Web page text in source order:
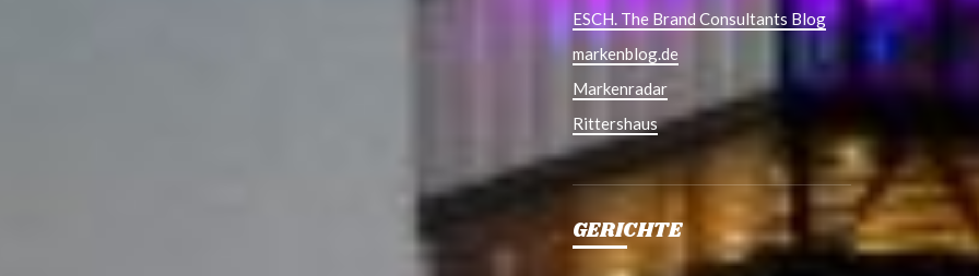
ESCH. The Brand Consultants Blog
markenblog.de
Markenradar
Rittershaus
GERICHTE